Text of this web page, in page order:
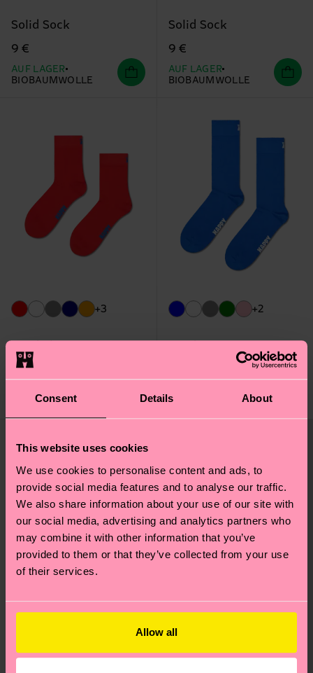
Consent Details About
This website uses cookies
We use cookies to personalise content and ads, to
provide social media features and to analyse our traffic.
We also share information about your use of our site with
our social media, advertising and analytics partners who
may combine it with other information that you’ve
provided to them or that they’ve collected from your use
of their services.
Allow all
Solid Sock
9 €
AUF LAGER
BIOBAUMWOLLE
Solid Sock
9 €
AUF LAGER
BIOBAUMWOLLE
+3
7 €
BIOBAUMWOLLE
+2
BIOBAUMWOLLE